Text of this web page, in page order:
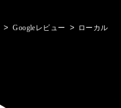
> Googleレビュー >
ローカル